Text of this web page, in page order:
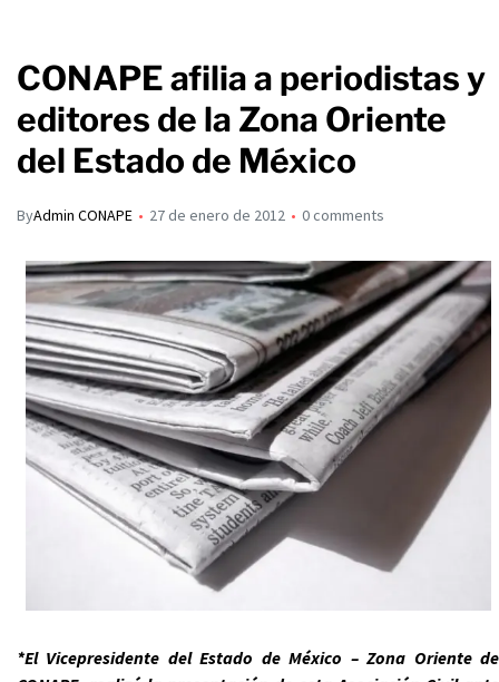
CONAPE afilia a periodistas y
editores de la Zona Oriente
del Estado de México
ByAdmin CONAPE 27 de enero de 2012 0 comments
*El Vicepresidente del Estado de México – Zona Oriente de